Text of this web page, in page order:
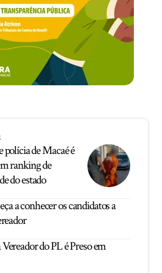
polícia de Macaé é
ranking de
do estado
a conhecer os candidatos a
do PL é Preso em